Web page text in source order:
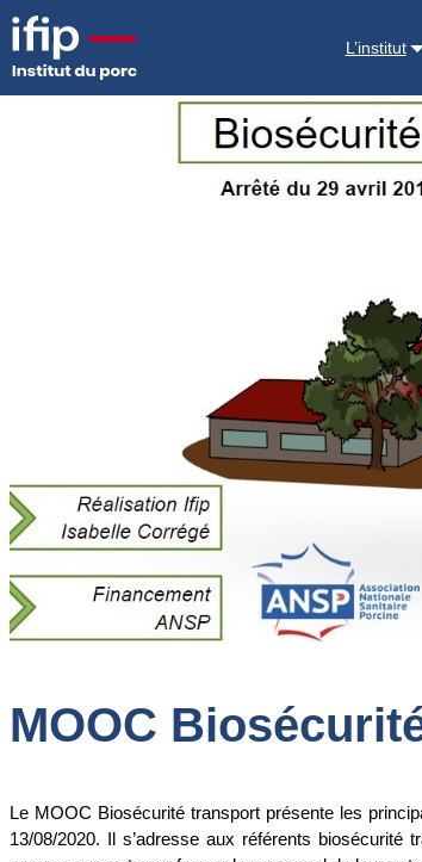
L’institut
Accueil TeachInPig® by Ifip
MOOC
Le MOOC Biosécurité transport présente les
13/08/2020. Il s’adresse aux référents